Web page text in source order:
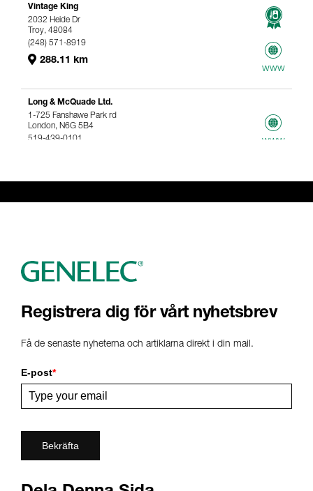
Vintage King
2032 Heide Dr
Troy, 48084
(248) 571-8919
288.11 km
www
Long & McQuade Ltd.
1-725 Fanshawe Park rd
London, N6G 5B4
519-439-0101
www
Webshop
Registrera dig för vårt nyhetsbrev
Få de senaste nyheterna och artiklarna direkt i din mail.
E-post*
Bekräfta